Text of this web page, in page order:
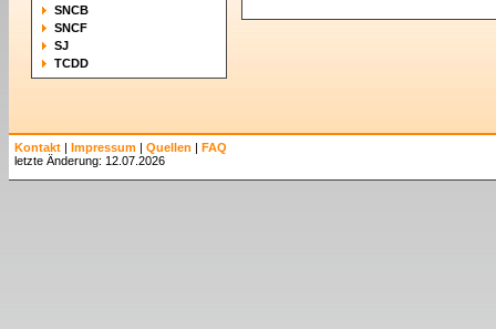
SNCB
SNCF
SJ
TCDD
Kontakt | Impressum | Quellen | FAQ
letzte Änderung: 12.07.2026